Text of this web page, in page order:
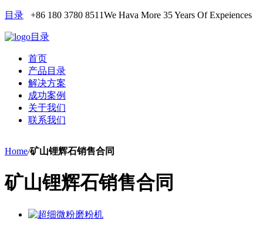
目录 +86 180 3780 8511We Hava More 35 Years Of Expeiences
目录
首页
产品目录
解决方案
成功案例
关于我们
联系我们
Home/矿山锂辉石销售合同
矿山锂辉石销售合同